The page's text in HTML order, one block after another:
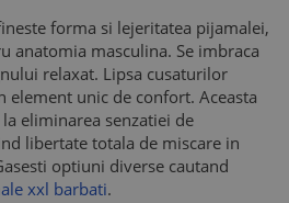
forma si lejeritatea pijamalei,
anatomia masculina. Se imbraca
relaxat. Lipsa cusaturilor
element unic de confort. Aceasta
eliminarea senzatiei de
libertate totala de miscare in
optiuni diverse cautand
xxl barbati.